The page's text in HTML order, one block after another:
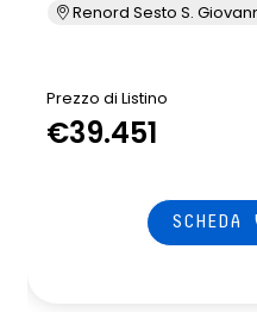
Renord Sesto S.
Prezzo di Listino
€39.451
SCHEDA